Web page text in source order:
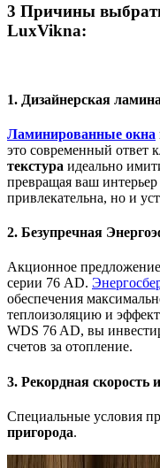
3 Причины
LuxVikna:
1. Дизайнерская
Ламинированные окна
это современный ответ
текстура идеально
превращая ваш
привлекательна, но и
2. Безупречная
Акционное предложение
серии 76 AD.
обеспечения
теплоизоляцию и
WDS 76 AD, вы
счетов за отопление.
3. Рекордная скорость
Специальные условия
пригорода.